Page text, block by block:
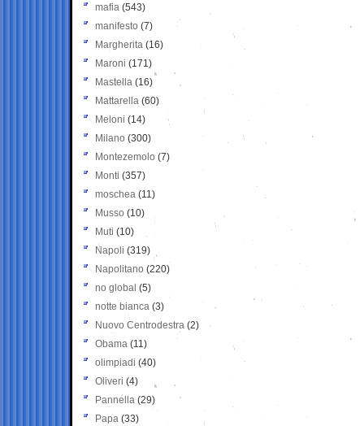
mafia (543)
manifesto (7)
Margherita (16)
Maroni (171)
Mastella (16)
Mattarella (60)
Meloni (14)
Milano (300)
Montezemolo (7)
Monti (357)
moschea (11)
Musso (10)
Muti (10)
Napoli (319)
Napolitano (220)
no global (5)
notte bianca (3)
Nuovo Centrodestra (2)
Obama (11)
olimpiadi (40)
Oliveri (4)
Pannella (29)
Papa (33)